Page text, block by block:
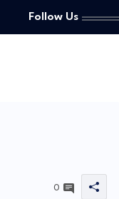
Follow Us
0